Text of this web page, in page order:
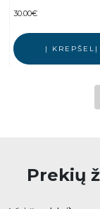
30.00€
Į KREPŠELĮ
Prekių